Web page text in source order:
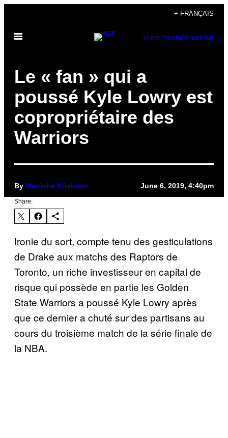
content
+ FRANÇAIS
Open
SUBSCRIBENEWSLETTER
Le « fan » qui a
poussé Kyle Lowry est
copropriétaire des
Warriors
By Manisha Krishnan June 6, 2019, 4:40pm
Share:
Ironie du sort, compte tenu des gesticulations
de Drake aux matchs des Raptors de
Toronto, un riche investisseur en capital de
risque qui possède en partie les Golden
State Warriors a poussé Kyle Lowry après
que ce dernier a chuté sur des partisans au
cours du troisième match de la série finale de
la NBA.